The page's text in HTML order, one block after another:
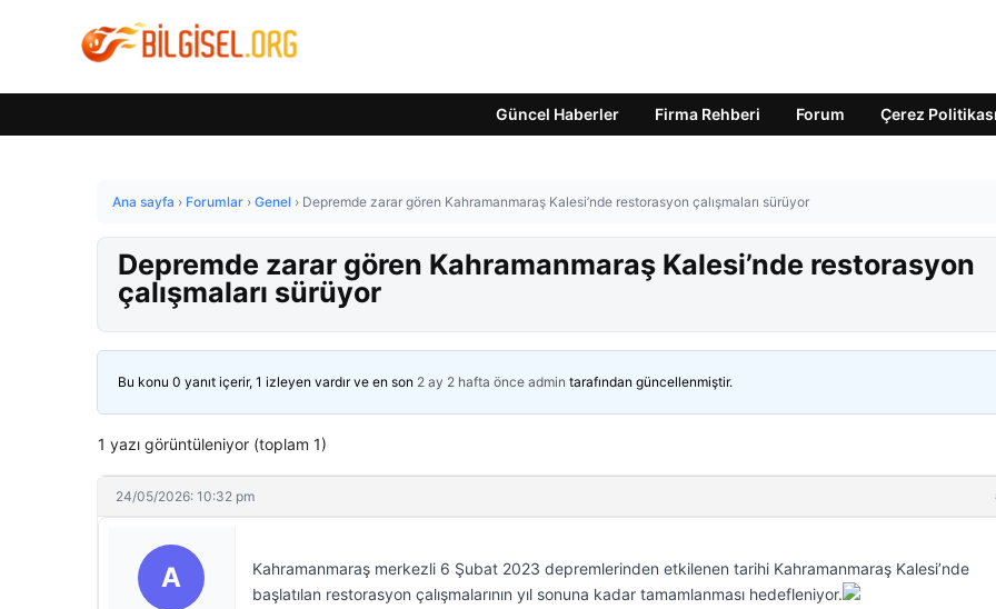
Güncel Haberler Firma Rehberi Forum Çerez Politikası
Ana sayfa › Forumlar › Genel › Depremde zarar gören Kahramanmaraş Kalesi’nde restorasyon çalışmaları sürüyor
Depremde zarar gören Kahramanmaraş Kalesi’nde restorasyon
çalışmaları sürüyor
Bu konu 0 yanıt içerir, 1 izleyen vardır ve en son 2 ay 2 hafta önce admin tarafından güncellenmiştir.
1 yazı görüntüleniyor (toplam 1)
24/05/2026: 10:32 pm
A
Kahramanmaraş merkezli 6 Şubat 2023 depremlerinden etkilenen tarihi Kahramanmaraş Kalesi’nde
başlatılan restorasyon çalışmalarının yıl sonuna kadar tamamlanması hedefleniyor.